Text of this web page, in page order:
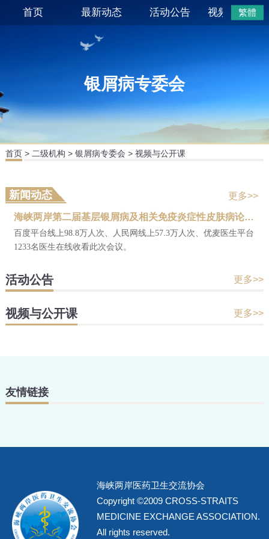
首页 最新动态 活动公告 视频与公开课
繁體
银屑病专委会
首页 > 二级机构 >银屑病专委会 >视频与公开课
新闻动态 更多>>
海峡两岸第二届基层银屑病及相关免疫炎症性皮肤病论坛暨寻常型银屑病医患共决策专家共识解读在北京召开
百度平台线上98.8万人次、人民网线上57.3万人次、优麦医生平台
1233名医生在线收看此次会议。
活动公告 更多>>
视频与公开课 更多>>
友情链接
海峡两岸医药卫生交流协会
Copyright ©2009 CROSS-STRAITS
MEDICINE EXCHANGE ASSOCIATION.
All rights reserved.